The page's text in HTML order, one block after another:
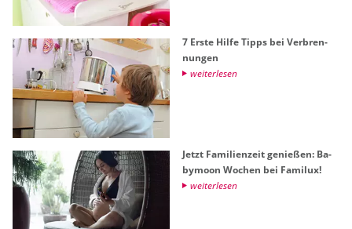
7 Erste Hilfe Tipps bei Ver­bren­
nun­gen
wei­ter­le­sen
Jetzt Fa­mi­li­en­zeit ge­nie­ßen: Ba­
by­moon Wo­chen bei Fa­mi­lux!
wei­ter­le­sen